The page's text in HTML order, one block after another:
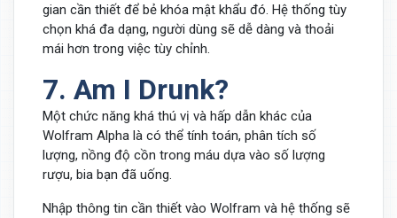
gian cần thiết để bẻ khóa mật khẩu đó. Hệ thống tùy
chọn khá đa dạng, người dùng sẽ dễ dàng và thoải
mái hơn trong việc tùy chỉnh.
7. Am I Drunk?
Một chức năng khá thú vị và hấp dẫn khác của
Wolfram Alpha là có thể tính toán, phân tích số
lượng, nồng độ cồn trong máu dựa vào số lượng
rượu, bia bạn đã uống.
Nhập thông tin cần thiết vào Wolfram và hệ thống sẽ